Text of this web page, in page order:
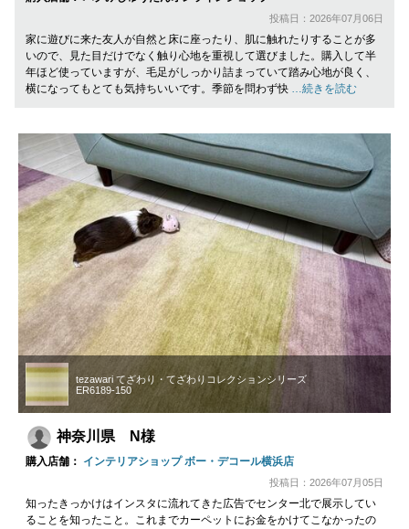
投稿日：2026年07月06日
家に遊びに来た友人が自然と床に座ったり、肌に触れたりすることが多
いので、見た目だけでなく触り心地を重視して選びました。購入して半
年ほど使っていますが、毛足がしっかり詰まっていて踏み心地が良く、
横になってもとても気持ちいいです。季節を問わず快 …続きを読む
tezawari てざわり・てざわりコレクションシリーズ
ER6189-150
神奈川県 N様
購入店舗： インテリアショップ ボー・デコール横浜店
投稿日：2026年07月05日
知ったきっかけはインスタに流れてきた広告でセンター北で展示してい
ることを知ったこと。これまでカーペットにお金をかけてこなかったの